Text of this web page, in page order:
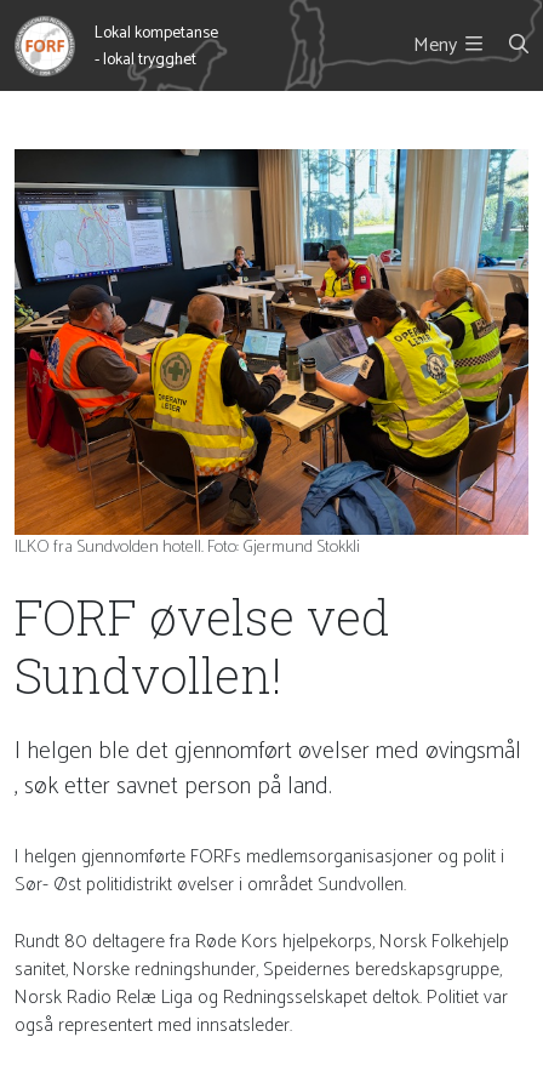
Lokal kompetanse
- lokal trygghet
Meny
ILKO fra Sundvolden hotell. Foto: Gjermund Stokkli
FORF øvelse ved
Sundvollen!
I helgen ble det gjennomført øvelser med øvingsmål
, søk etter savnet person på land.
I helgen gjennomførte FORFs medlemsorganisasjoner og polit i
Sør- Øst politidistrikt øvelser i området Sundvollen.
Rundt 80 deltagere fra Røde Kors hjelpekorps, Norsk Folkehjelp
sanitet, Norske redningshunder, Speidernes beredskapsgruppe,
Norsk Radio Relæ Liga og Redningsselskapet deltok. Politiet var
også representert med innsatsleder.